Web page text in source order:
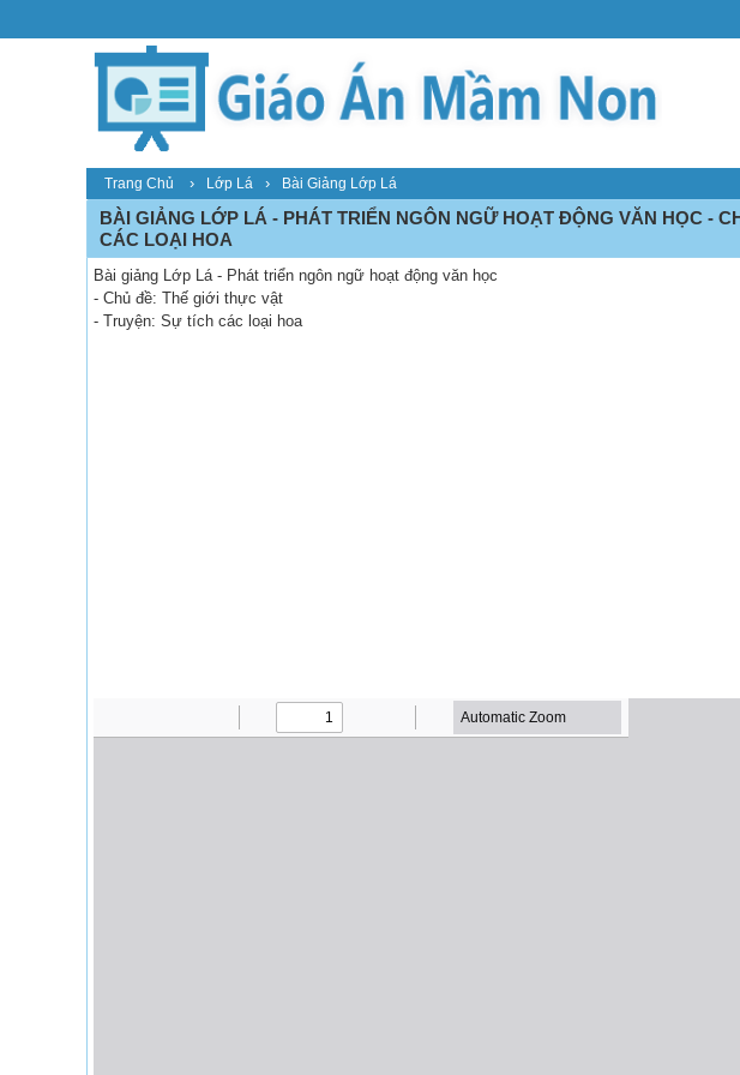
Trang Chủ › Lớp Lá › Bài Giảng Lớp Lá
BÀI GIẢNG LỚP LÁ - PHÁT TRIỂN NGÔN NGỮ HOẠT ĐỘNG VĂN HỌC -
CÁC LOẠI HOA
Bài giảng Lớp Lá - Phát triển ngôn ngữ hoạt động văn học
- Chủ đề: Thế giới thực vật
- Truyện: Sự tích các loại hoa